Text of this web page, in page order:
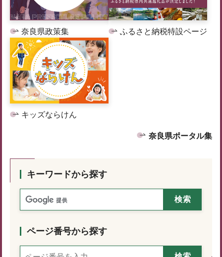
奈良県政策集 ふるさと納税特設ページ
キッズならけん
奈良県ポータル集
キーワードから探す
ページ番号から探す